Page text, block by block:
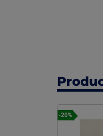
-20%